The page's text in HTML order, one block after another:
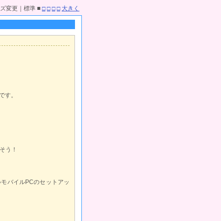
変更｜標準 ■ □ □ □ □ 大きく
す。
う！
バイルPCのセットアッ